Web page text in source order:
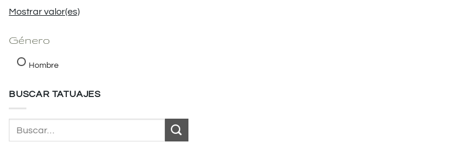
Mostrar valor(es)
Género
Hombre
BUSCAR TATUAJES